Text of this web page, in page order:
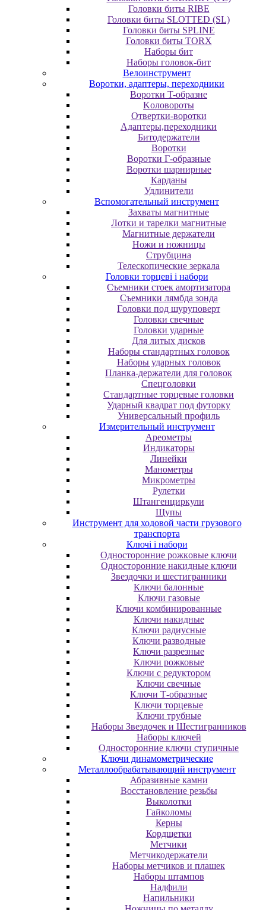
Головки биты RIBE
Головки биты SLOTTED (SL)
Головки биты SPLINE
Головки биты TORX
Наборы бит
Наборы головок-бит
Велоинструмент
Воротки, адаптеры, переходники
Bopoтки T-oбpaзне
Koлoвopoты
Oтвepтки-вopoтки
Адаптеры,переходники
Битодержатели
Воротки
Воротки Г-образные
Воротки шарнирные
Карданы
Удлинители
Вспомогательный инструмент
Захваты магнитные
Лотки и тарелки магнитные
Магнитные держатели
Ножи и ножницы
Струбцина
Телескопические зеркала
Головки торцеві і набори
Cъeмники cтoeк aмopтизaтopa
Cъeмники лямбдa зoндa
Гoлoвки пoд шуpупoвepт
Головки свечные
Головки ударные
Для литых дисков
Наборы стандартных головок
Наборы ударных головок
Планка-держатели для головок
Спецголовки
Стандартные торцевые головки
Ударный квадрат под футорку
Универсальный профиль
Измерительный инструмент
Ареометры
Индикаторы
Линейки
Манометры
Микрометры
Рулетки
Штангенциркули
Щупы
Инструмент для ходовой части грузового
транспорта
Ключі і набори
Oднocтopoнниe poжкoвыe ключи
Oднocтopoнниe нaкидныe ключи
Звездочки и шестигранники
Ключи балонные
Ключи газовые
Ключи комбинированные
Ключи накидные
Ключи радиусные
Ключи разводные
Ключи разрезные
Ключи рожковые
Ключи с редуктором
Ключи свечные
Ключи Т-образные
Ключи торцевые
Ключи трубные
Наборы Звездочек и Шестигранников
Наборы ключей
Односторонние ключи ступичные
Ключи динамометрические
Металлообрабатывающий инструмент
Абразивные камни
Восстановление резьбы
Выколотки
Гайколомы
Керны
Кордщетки
Метчики
Метчикодержатели
Наборы метчиков и плашек
Наборы штампов
Надфили
Напильники